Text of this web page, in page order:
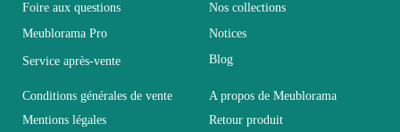
Hauteur
Largeur
Longueur
Foire aux questions
Meublorama Pro
Service après-vente
Nos collections
Notices
Blog
Conditions générales de vente
Mentions légales
A propos de Meublorama
Retour produit